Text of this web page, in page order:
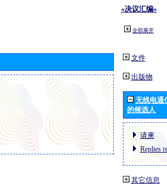
«决议汇编»
全部展开
文件
出版物
无线电通
的候选人
请柬
Replies
其它信息